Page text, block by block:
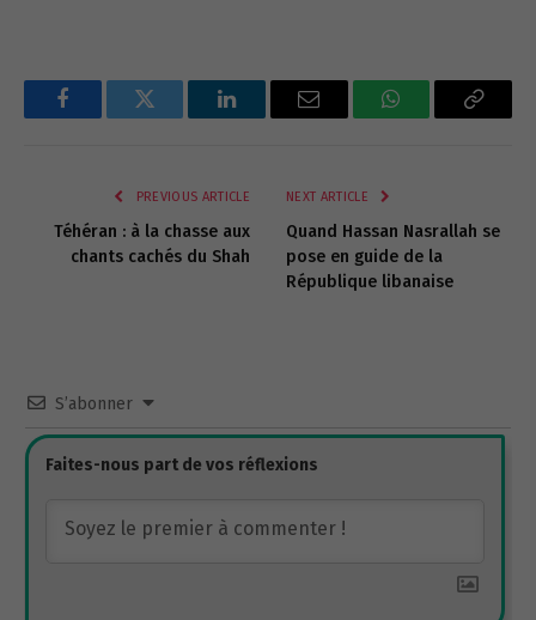
FacebookTwitter LinkedInEmail WhatsAppCopy
PREVIOUS ARTICLE
Téhéran : à la chasse aux
chants cachés du Shah
NEXT ARTICLE
Quand Hassan Nasrallah se
pose en guide de la
République libanaise
S’abonner